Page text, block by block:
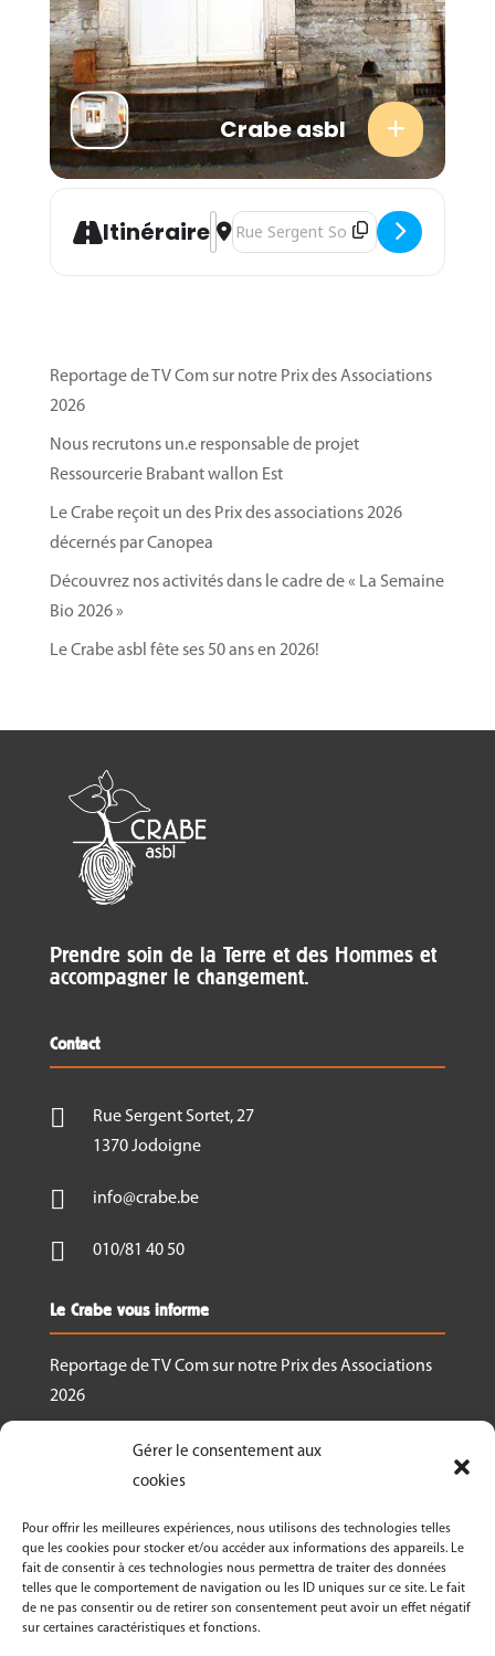
Gérer le consentement aux
cookies
Pour offrir les meilleures expériences, nous utilisons des technologies telles
que les cookies pour stocker et/ou accéder aux informations des appareils. Le
fait de consentir à ces technologies nous permettra de traiter des données
telles que le comportement de navigation ou les ID uniques sur ce site. Le fait
de ne pas consentir ou de retirer son consentement peut avoir un effet négatif
sur certaines caractéristiques et fonctions.
Crabe asbl
ItinéraireAddress - Marché hebdomadaire de
Destination Address - Marché
Reportage de TV Com sur notre Prix des Associations
2026
Nous recrutons un.e responsable de projet
Ressourcerie Brabant wallon Est
Le Crabe reçoit un des Prix des associations 2026
décernés par Canopea
Découvrez nos activités dans le cadre de « La Semaine
Bio 2026 »
Le Crabe asbl fête ses 50 ans en 2026!
Prendre soin de la Terre et des Hommes et
accompagner le changement.
Contact

Rue Sergent Sortet, 27
1370 Jodoigne
 info@crabe.be
 010/81 40 50
Le Crabe vous informe
Reportage de TV Com sur notre Prix des Associations
2026
décernés par Canopea
Découvrez nos activités dans le cadre de « La
Semaine Bio 2026 »
Le Crabe asbl fête ses 50 ans en 2026!